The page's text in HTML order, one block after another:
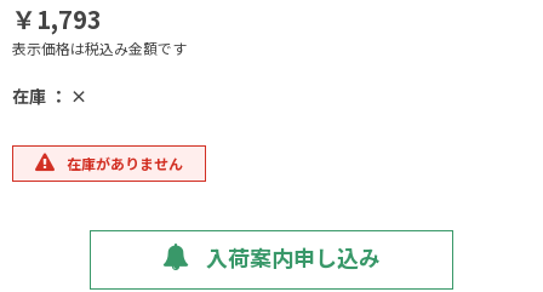
￥1,793
表示価格は税込み金額です
在庫 ： ×
在庫がありません
入荷案内申し込み